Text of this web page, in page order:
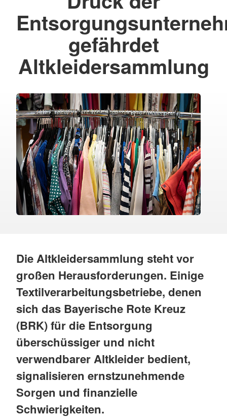
gefährdet
Altkleidersammlung
Die Altkleidersammlung steht vor
großen Herausforderungen. Einige
Textilverarbeitungsbetriebe, denen
sich das Bayerische Rote Kreuz
(BRK) für die Entsorgung
überschüssiger und nicht
verwendbarer Altkleider bedient,
signalisieren ernstzunehmende
Sorgen und finanzielle
Schwierigkeiten.